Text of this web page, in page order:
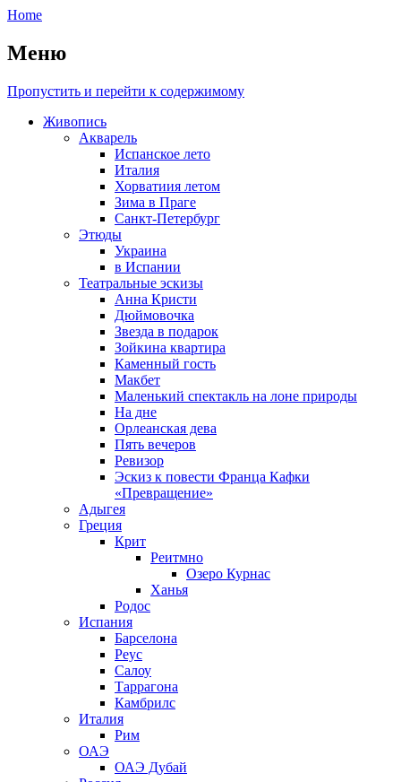
Home
Меню
Пропустить и перейти к содержимому
Живопись
Акварель
Испанское лето
Италия
Хорватиия летом
Зима в Праге
Санкт-Петербург
Этюды
Украина
в Испании
Театральные эскизы
Анна Кристи
Дюймовочка
Звезда в подарок
Зойкина квартира
Каменный гость
Макбет
Маленький спектакль на лоне природы
На дне
Орлеанская дева
Пять вечеров
Ревизор
Эскиз к повести Франца Кафки
«Превращение»
Адыгея
Греция
Крит
Реитмно
Озеро Курнас
Ханья
Родос
Испания
Барселона
Реус
Салоу
Таррагона
Камбрилс
Италия
Рим
ОАЭ
ОАЭ Дубай